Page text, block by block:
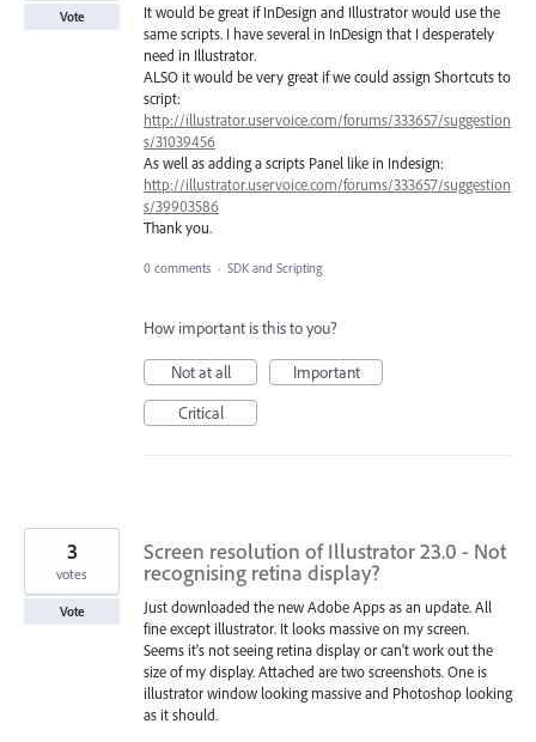
It would be great if InDesign and Illustrator would use the
same scripts. I have several in InDesign that I desperately
need in Illustrator.
ALSO it would be very great if we could assign Shortcuts to
script:
http://illustrator.uservoice.com/forums/333657/suggestion
s/31039456
As well as adding a scripts Panel like in Indesign:
http://illustrator.uservoice.com/forums/333657/suggestion
s/39903586
Thank you.
Vote
0 comments · SDK and Scripting
How important is this to you?
Not at all
Important
Critical
Screen resolution of Illustrator 23.0 - Not
recognising retina display?
Just downloaded the new Adobe Apps as an update. All
fine except illustrator. It looks massive on my screen.
Seems it's not seeing retina display or can't work out the
size of my display. Attached are two screenshots. One is
illustrator window looking massive and Photoshop looking
as it should.
3
votes
Vote